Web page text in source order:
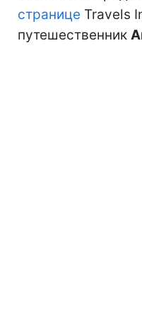
странице Travels
путешественник